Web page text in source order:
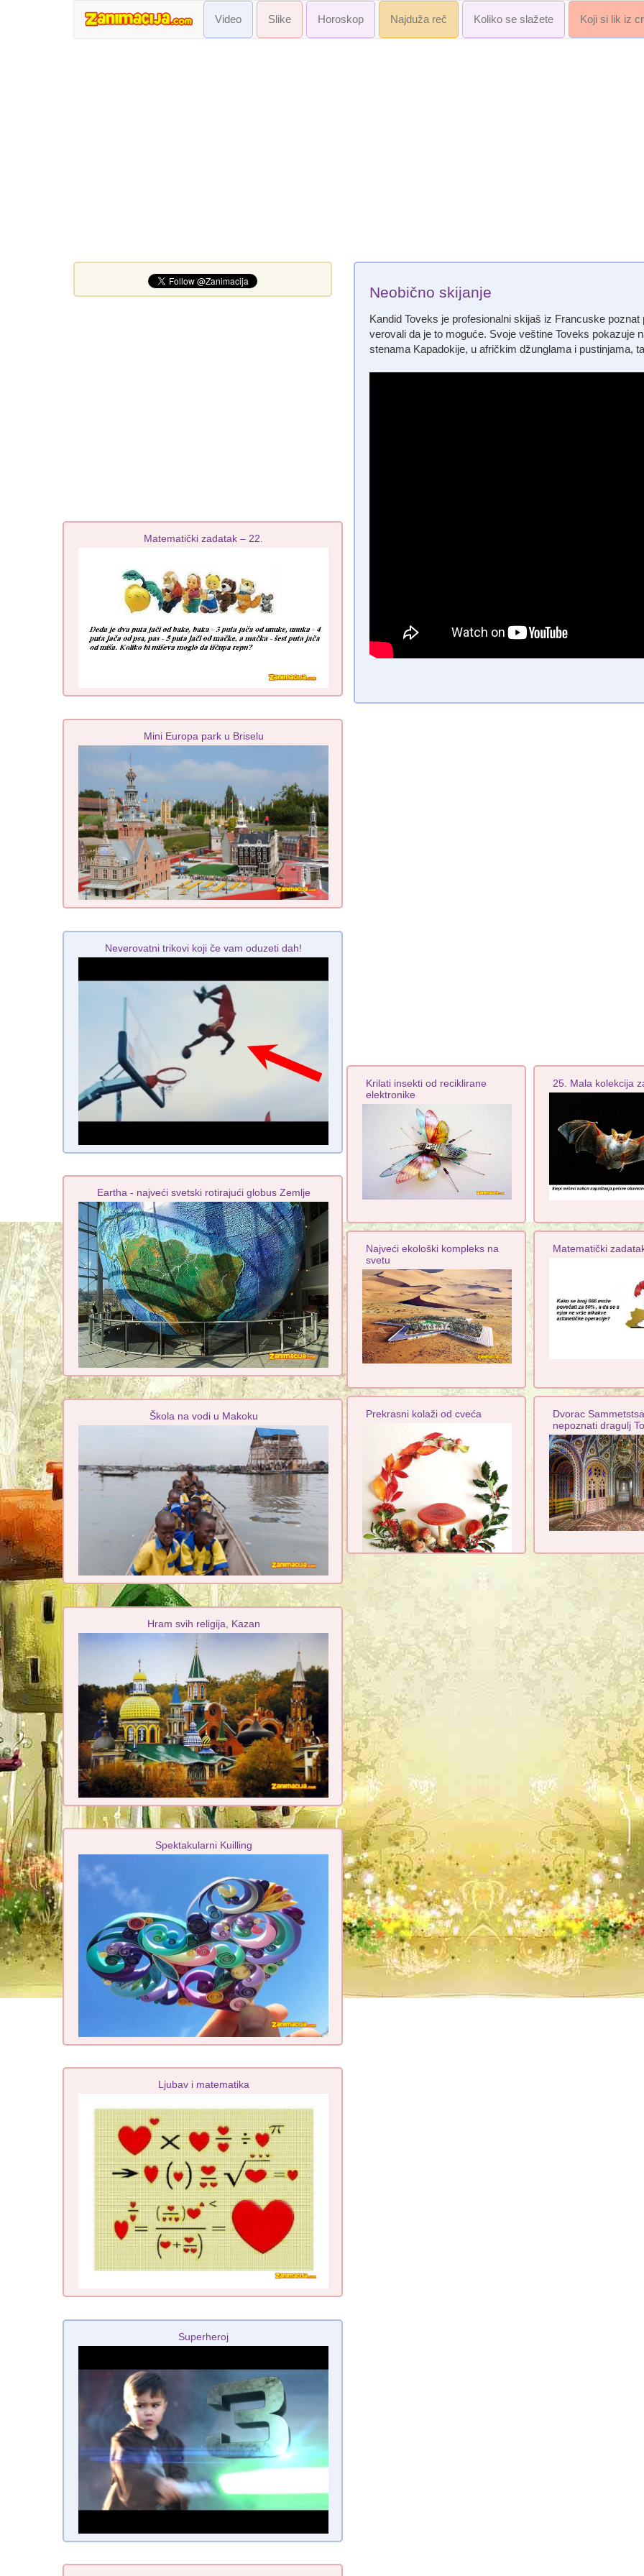
Video Slike Horoskop Najduža reč Koliko se slažete Koji si lik iz
Neobično skijanje
Kandid Toveks je profesionalni skijaš iz Francuske
verovali da je to moguće. Svoje veštine Toveks pokazuje
stenama Kapadokije, u afričkim džunglama i pustinjama,
Krilati insekti od reciklirane
elektronike
25. Mala kolekcija
Najveći ekološki kompleks na
svetu
Matematički
Prekrasni kolaži od cveća
Dvorac
nepoznati dragulj
Matematički zadatak – 22.
Mini Europa park u Briselu
Neverovatni trikovi koji če vam oduzeti dah!
Eartha - najveći svetski rotirajući globus Zemlje
Škola na vodi u Makoku
Hram svih religija, Kazan
Spektakularni Kuilling
Ljubav i matematika
Superheroj